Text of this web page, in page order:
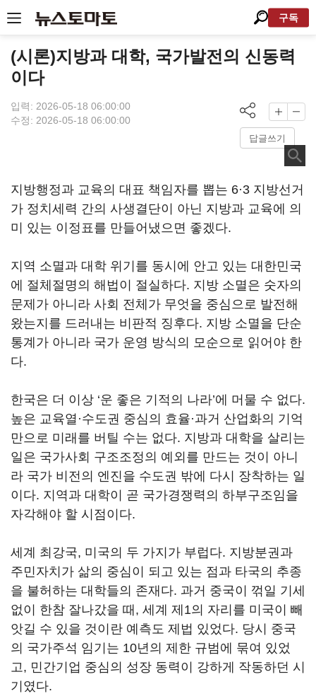
구독
(시론)지방과 대학, 국가발전의 신동력
이다
입력: 2026-05-18 06:00:00
수정: 2026-05-18 06:00:00
답글쓰기
지방행정과 교육의 대표 책임자를 뽑는 6·3 지방선거
가 정치세력 간의 사생결단이 아닌 지방과 교육에 의
미 있는 이정표를 만들어냈으면 좋겠다.
지역 소멸과 대학 위기를 동시에 안고 있는 대한민국
에 절체절명의 해법이 절실하다. 지방 소멸은 숫자의
문제가 아니라 사회 전체가 무엇을 중심으로 발전해
왔는지를 드러내는 비판적 징후다. 지방 소멸을 단순
통계가 아니라 국가 운영 방식의 모순으로 읽어야 한
다.
한국은 더 이상 ‘운 좋은 기적의 나라’에 머물 수 없다.
높은 교육열·수도권 중심의 효율·과거 산업화의 기억
만으로 미래를 버틸 수는 없다. 지방과 대학을 살리는
일은 국가사회 구조조정의 예외를 만드는 것이 아니
라 국가 비전의 엔진을 수도권 밖에 다시 장착하는 일
이다. 지역과 대학이 곧 국가경쟁력의 하부구조임을
자각해야 할 시점이다.
세계 최강국, 미국의 두 가지가 부럽다. 지방분권과
주민자치가 삶의 중심이 되고 있는 점과 타국의 추종
을 불허하는 대학들의 존재다. 과거 중국이 꺾일 기세
없이 한참 잘나갔을 때, 세계 제1의 자리를 미국이 빼
앗길 수 있을 것이란 예측도 제법 있었다. 당시 중국
의 국가주석 임기는 10년의 제한 규범에 묶여 있었
고, 민간기업 중심의 성장 동력이 강하게 작동하던 시
기였다.